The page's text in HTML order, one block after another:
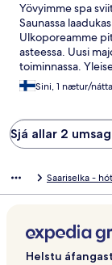
Yövyimme spa
Saunassa
Ulkoporeamme
asteessa. Uusi
toiminnassa.
miellyttävä
laadukkaampaa
poreammeeseen
kylpytuotteet,
kohdetta
henkilökohtaista
nopeasti
Sini, 1 nætur/
Sjá allar 2
Saariselka -
Helstu